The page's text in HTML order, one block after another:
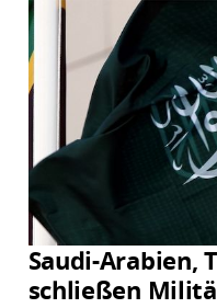
Saudi-Arabien,
schließen